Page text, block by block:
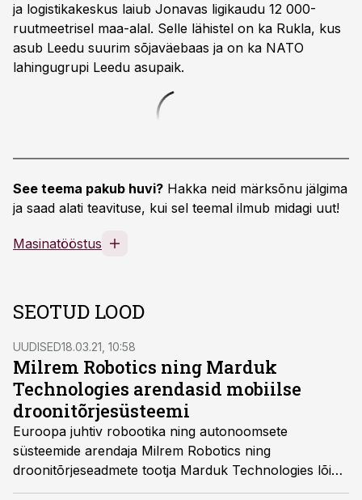
ja logistikakeskus laiub Jonavas ligikaudu 12 000-
ruutmeetrisel maa-alal. Selle lähistel on ka Rukla, kus
asub Leedu suurim sõjaväebaas ja on ka NATO
lahingugrupi Leedu asupaik.
See teema pakub huvi? Hakka neid märksõnu jälgima
ja saad alati teavituse, kui sel teemal ilmub midagi uut!
Masinatööstus
SEOTUD LOOD
UUDISED18.03.21, 10:58
Milrem Robotics ning Marduk
Technologies arendasid mobiilse
droonitõrjesüsteemi
Euroopa juhtiv robootika ning autonoomsete
süsteemide arendaja Milrem Robotics ning
droonitõrjeseadmete tootja Marduk Technologies lõid
mobiilse droonitõrjesüsteemi, millega kaitsta üksusi